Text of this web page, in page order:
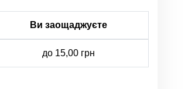
Ви заощаджуєте
до 15,00 грн